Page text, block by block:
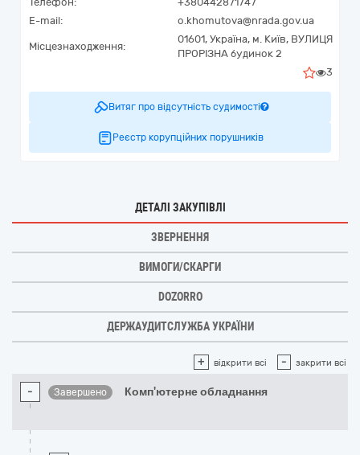
E-mail:
o.khomutova@nrada.gov.ua
Місцезнаходження:
01601, Україна, м. Київ, ВУЛИЦЯ
ПРОРІЗНА будинок 2
3
Витяг про відсутність судимості
Реєстр корупційних порушників
ДЕТАЛІ ЗАКУПІВЛІ
ЗВЕРНЕННЯ
ВИМОГИ/СКАРГИ
DOZORRO
ДЕРЖАУДИТСЛУЖБА УКРАЇНИ
+ відкрити всі - закрити всі
- Завершено Комп'ютерне обладнання